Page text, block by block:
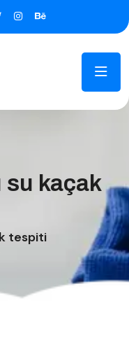
kaçak
tespiti